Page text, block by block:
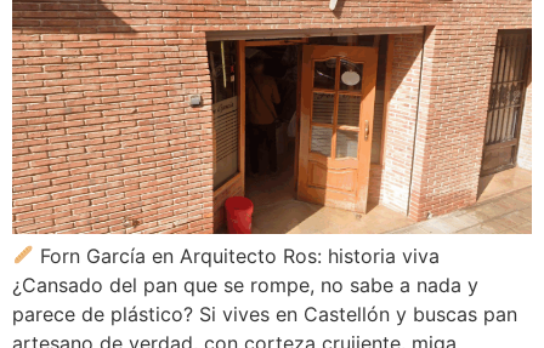
Forn García en Arquitecto Ros: historia viva
¿Cansado del pan que se rompe, no sabe a nada y
parece de plástico? Si vives en Castellón y buscas pan
artesano de verdad, con corteza crujiente, miga